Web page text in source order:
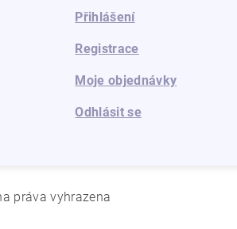
Přihlášení
Registrace
Moje objednávky
Odhlásit se
práva vyhrazena